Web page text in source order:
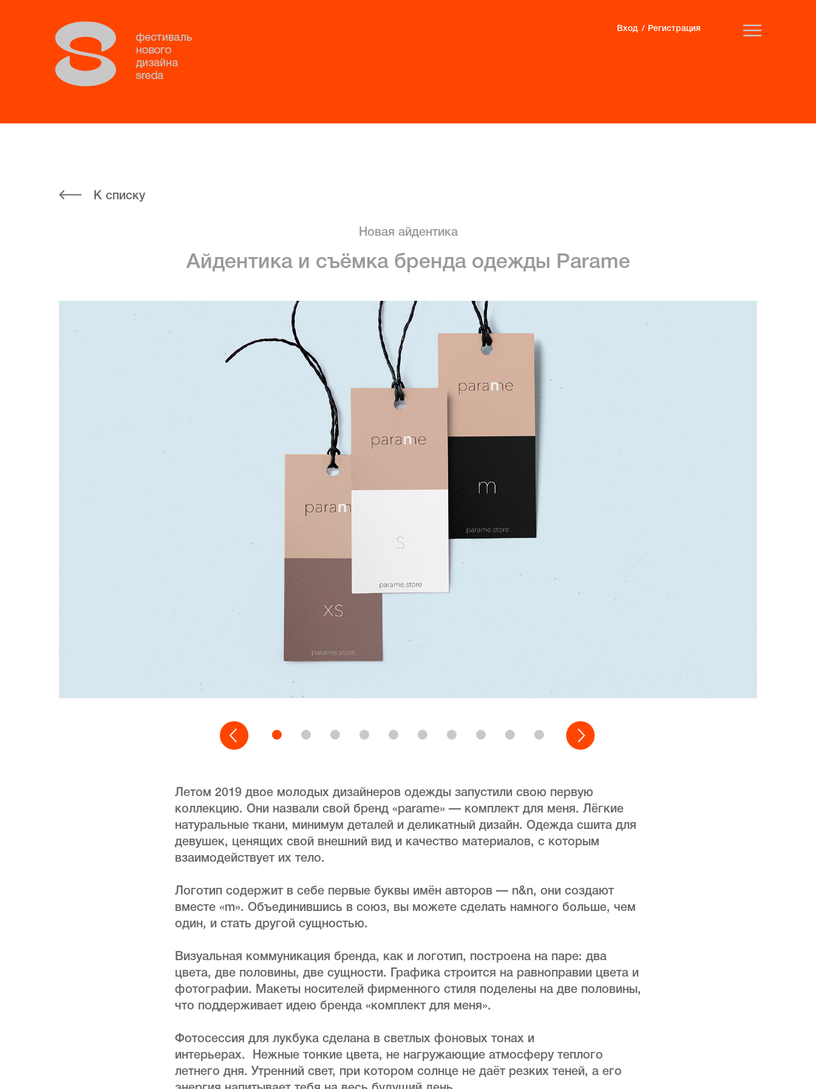
Вход Регистрация
К списку
Новая айдентика
Айдентика и съёмка бренда одежды Parame
Летом 2019 двое молодых дизайнеров одежды запустили свою первую
коллекцию. Они назвали свой бренд «parame» — комплект для меня. Лёгкие
натуральные ткани, минимум деталей и деликатный дизайн. Одежда сшита для
девушек, ценящих свой внешний вид и качество материалов, с которым
взаимодействует их тело.
Логотип содержит в себе первые буквы имён авторов — n&n, они создают
вместе «m». Объединившись в союз, вы можете сделать намного больше, чем
один, и стать другой сущностью.
Визуальная коммуникация бренда, как и логотип, построена на паре: два
цвета, две половины, две сущности. Графика строится на равноправии цвета и
фотографии. Макеты носителей фирменного стиля поделены на две половины,
что поддерживает идею бренда «комплект для меня».
Фотосессия для лукбука сделана в светлых фоновых тонах и
интерьерах. Нежные тонкие цвета, не нагружающие атмосферу теплого
летнего дня. Утренний свет, при котором солнце не даёт резких теней, а его